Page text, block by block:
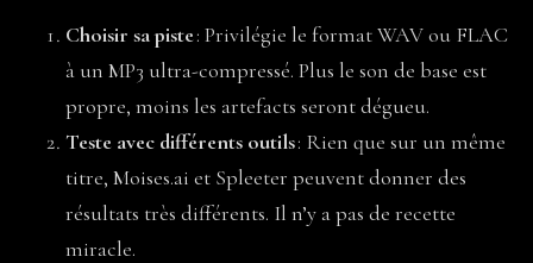
Choisir sa piste: Privilégie le format WAV ou FLAC
à un MP3 ultra-compressé. Plus le son de base est
propre, moins les artefacts seront dégueu.
Teste avec différents outils: Rien que sur un même
titre, Moises.ai et Spleeter peuvent donner des
résultats très différents. Il n’y a pas de recette
miracle.